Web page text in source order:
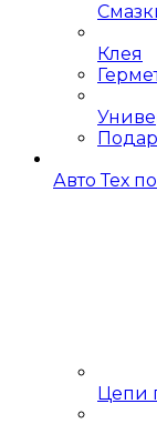
Клея
Авто Тех
Цепи